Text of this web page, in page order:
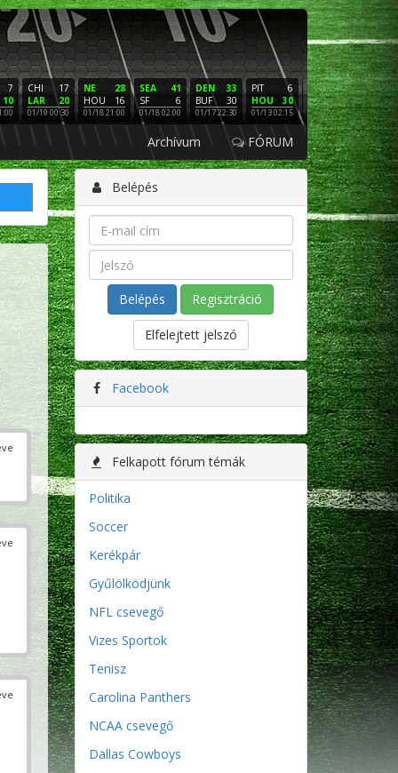
7
10
17
CHI
20
LAR
01/19 00:30
28
NE
16
HOU
01/18 21:00
41
SEA
6
SF
01/18 02:00
33
DEN
30
BUF
01/17 22:30
6
PIT
30
HOU
01/13 02:15
16
NE
3
LAC
01/12 02:00
PHI
SF
01/11
Archívum FÓRUM
Belépés
Regisztráció
Elfelejtett jelszó
Facebook
Felkapott fórum témák
Politika
Soccer
Kerékpár
Gyűlölködjünk
NFL csevegő
Vizes Sportok
Tenisz
Carolina Panthers
NCAA csevegő
Dallas Cowboys